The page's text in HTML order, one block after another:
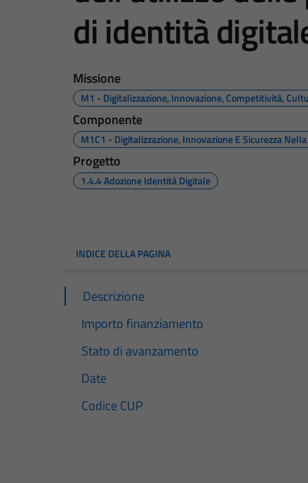
di identità
Missione
M1 - Digitalizzazione, Innovazione, Competitività,
Componente
M1C1 - Digitalizzazione, Innovazione E Sicurezza Nella
Progetto
1.4.4 Adozione Identità Digitale
INDICE DELLA PAGINA
Descrizione
Importo finanziamento
Stato di avanzamento
Date
Codice CUP